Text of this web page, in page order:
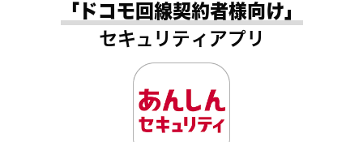
「ドコモ回線契約者様向け」
セキュリティアプリ